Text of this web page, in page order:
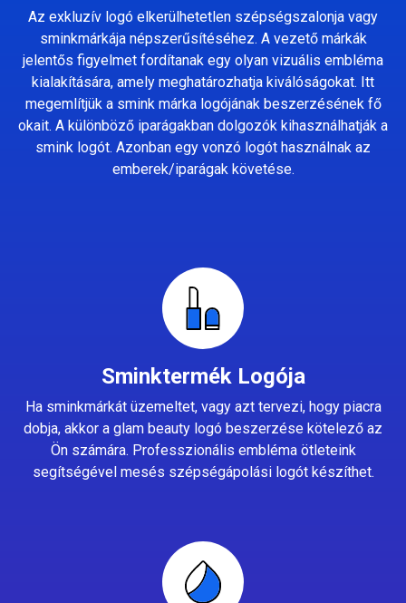
Az exkluzív logó elkerülhetetlen szépségszalonja vagy
sminkmárkája népszerűsítéséhez. A vezető márkák
jelentős figyelmet fordítanak egy olyan vizuális embléma
kialakítására, amely meghatározhatja kiválóságokat. Itt
megemlítjük a smink márka logójának beszerzésének fő
okait. A különböző iparágakban dolgozók kihasználhatják a
smink logót. Azonban egy vonzó logót használnak az
emberek/iparágak követése.
Sminktermék Logója
Ha sminkmárkát üzemeltet, vagy azt tervezi, hogy piacra
dobja, akkor a glam beauty logó beszerzése kötelező az
Ön számára. Professzionális embléma ötleteink
segítségével mesés szépségápolási logót készíthet.